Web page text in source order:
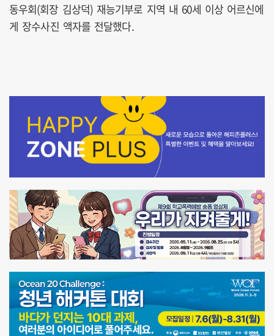
동우회(회장 김상덕) 재능기부로 지역 내 60세 이상 어르신에
게 장수사진 액자를 전달했다.